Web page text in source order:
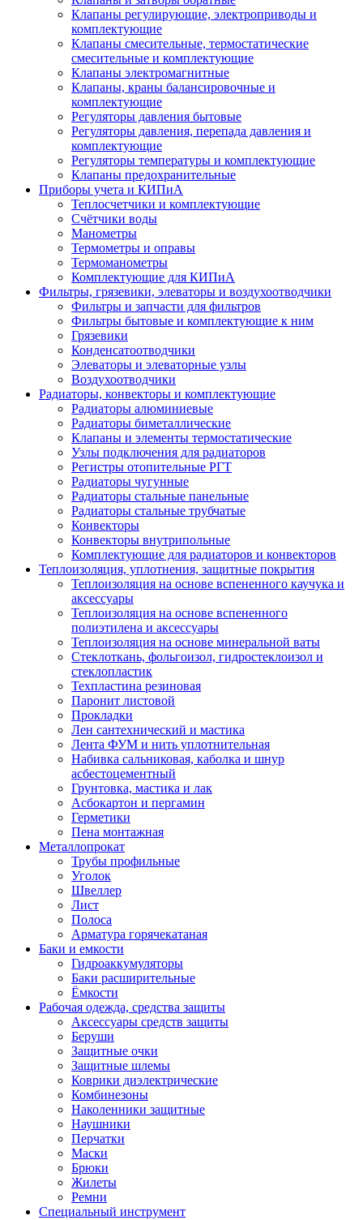
Клапаны регулирующие, электроприводы и
комплектующие
Клапаны смесительные, термостатические
смесительные и комплектующие
Клапаны электромагнитные
Клапаны, краны балансировочные и
комплектующие
Регуляторы давления бытовые
Регуляторы давления, перепада давления и
комплектующие
Регуляторы температуры и комплектующие
Клапаны предохранительные
Приборы учета и КИПиА
Теплосчетчики и комплектующие
Счётчики воды
Манометры
Термометры и оправы
Термоманометры
Комплектующие для КИПиА
Фильтры, грязевики, элеваторы и воздухоотводчики
Фильтры и запчасти для фильтров
Фильтры бытовые и комплектующие к ним
Грязевики
Конденсатоотводчики
Элеваторы и элеваторные узлы
Воздухоотводчики
Радиаторы, конвекторы и комплектующие
Радиаторы алюминиевые
Радиаторы биметаллические
Клапаны и элементы термостатические
Узлы подключения для радиаторов
Регистры отопительные РГТ
Радиаторы чугунные
Радиаторы стальные панельные
Радиаторы стальные трубчатые
Конвекторы
Конвекторы внутрипольные
Комплектующие для радиаторов и конвекторов
Теплоизоляция, уплотнения, защитные покрытия
Теплоизоляция на основе вспененного каучука и
аксессуары
Теплоизоляция на основе вспененного
полиэтилена и аксессуары
Теплоизоляция на основе минеральной ваты
Стеклоткань, фольгоизол, гидростеклоизол и
стеклопластик
Техпластина резиновая
Паронит листовой
Прокладки
Лен сантехнический и мастика
Лента ФУМ и нить уплотнительная
Набивка сальниковая, каболка и шнур
асбестоцементный
Грунтовка, мастика и лак
Асбокартон и пергамин
Герметики
Пена монтажная
Металлопрокат
Трубы профильные
Уголок
Швеллер
Лист
Полоса
Арматура горячекатаная
Баки и емкости
Гидроаккумуляторы
Баки расширительные
Ёмкости
Рабочая одежда, средства защиты
Аксессуары средств защиты
Беруши
Защитные очки
Защитные шлемы
Коврики диэлектрические
Комбинезоны
Наколенники защитные
Наушники
Перчатки
Маски
Брюки
Жилеты
Ремни
Специальный инструмент